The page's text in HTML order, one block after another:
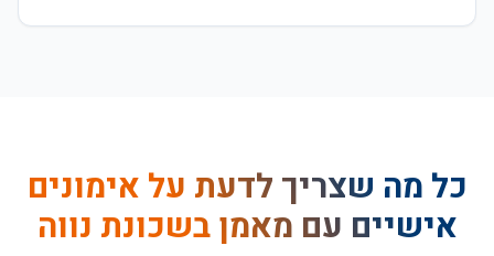
כל מה שצריך לדעת על אימונים
אישיים עם מאמן בשכונת נווה